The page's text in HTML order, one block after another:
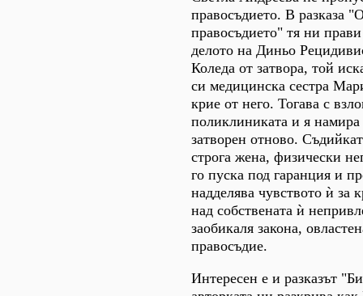
правосъдието. В разказа
правосъдието" тя ни
делото на Диньо
Коледа от затвора, той
си медицинска сестра
крие от него. Тогава с
поликлиниката и я
затворен отново.
строга жена, физически
го пуска под гаранция и
надделява чувството ѝ за
над собствената ѝ
заобикаля закона,
правосъдие.
Интересен е и разказът